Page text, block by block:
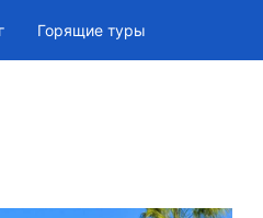
Горящие туры